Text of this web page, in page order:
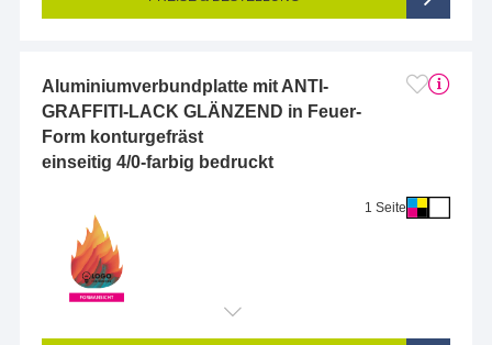
Aluminiumverbundplatte mit ANTI-
GRAFFITI-LACK GLÄNZEND in Feuer-
Form konturgefräst
einseitig 4/0-farbig bedruckt
1 Seite
Endformat (bedruckte Fläche): 10 x 10 cm
Seitigkeit: 1-seitig (Vorderseite bedruckt, Rückseite unbedruckt)